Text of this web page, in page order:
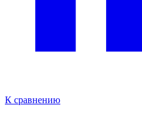
К сравнению